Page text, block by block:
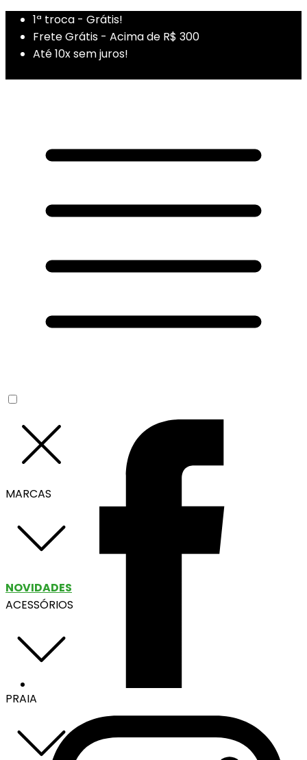
1ª troca - Grátis!
Frete Grátis - Acima de R$ 300
Até 10x sem juros!
MARCAS
NOVIDADES
ACESSÓRIOS
PRAIA